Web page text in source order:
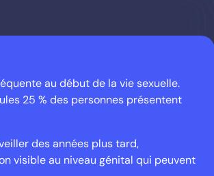
au début de la vie sexuelle.
25 % des personnes présentent
des années plus tard,
visible au niveau génital qui peuvent